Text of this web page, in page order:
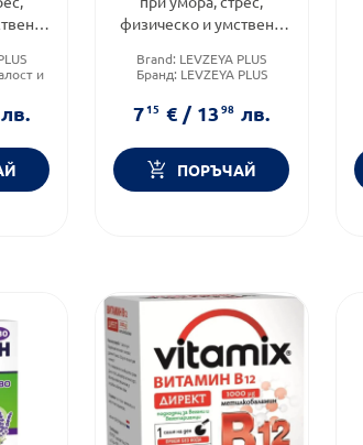
и
лв.
физическо и умствено
Brand: LEVZEYA PLUS
Бранд: LEVZEYA PLUS
умора
715 € / 1398 лв.
ПОРЪЧАЙ